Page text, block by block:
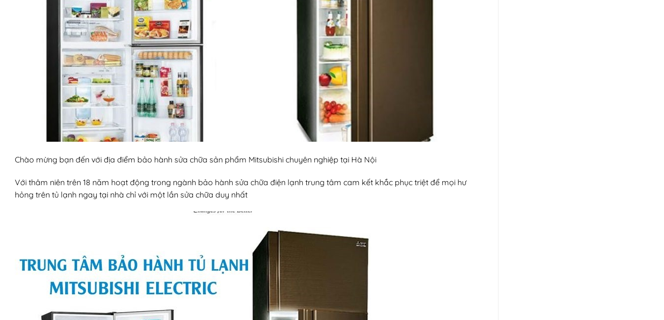
Chào mừng bạn đến với địa điểm bảo hành sửa chữa sản phẩm Mitsubishi chuyên nghiệp tại Hà Nội
Với thâm niên trên 18 năm hoạt động trong ngành bảo hành sửa chữa điện lạnh trung tâm cam kết khắc phục triệt để mọi hư
hỏng trên tủ lạnh ngay tại nhà chỉ với một lần sửa chữa duy nhất